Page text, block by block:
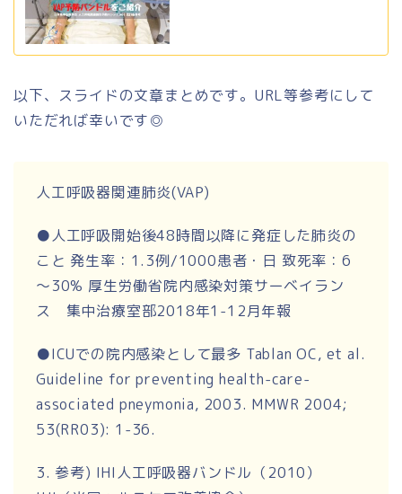
以下、スライドの文章まとめです。URL等参考にして
いただれば幸いです◎
人工呼吸器関連肺炎(VAP)
●人工呼吸開始後48時間以降に発症した肺炎の
こと 発生率：1.3例/1000患者・日 致死率：6
～30% 厚生労働省院内感染対策サーベイラン
ス 集中治療室部2018年1-12月年報
●ICUでの院内感染として最多 Tablan OC, et al.
Guideline for preventing health-care-
associated pneymonia, 2003. MMWR 2004;
53(RR03): 1-36.
3. 参考) IHI人工呼吸器バンドル（2010）